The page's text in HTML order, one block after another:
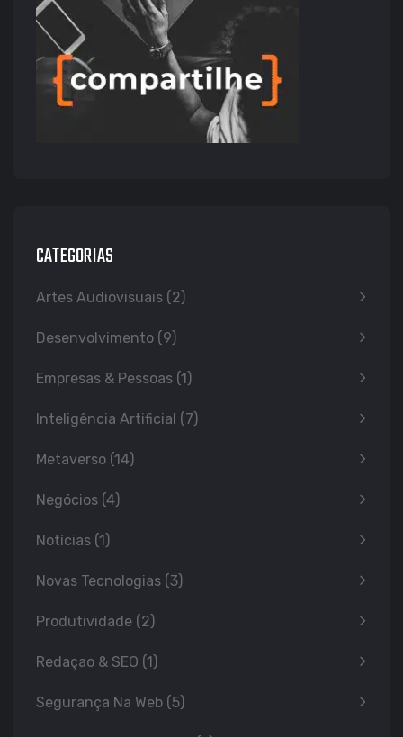
CATEGORIAS
Artes Audiovisuais (2)
Desenvolvimento (9)
Empresas & Pessoas (1)
Inteligência Artificial (7)
Metaverso (14)
Negócios (4)
Notícias (1)
Novas Tecnologias (3)
Produtividade (2)
Redaçao & SEO (1)
Segurança Na Web (5)